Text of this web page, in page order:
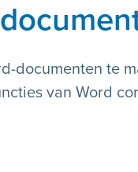
documenten te
van Word